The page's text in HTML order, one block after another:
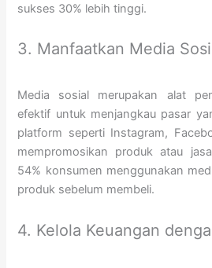
sukses 30% lebih tinggi.
3. Manfaatkan Media
Media sosial merupakan alat
efektif untuk menjangkau pasar
platform seperti Instagram,
mempromosikan produk atau
54% konsumen menggunakan
produk sebelum membeli.
4. Kelola Keuangan